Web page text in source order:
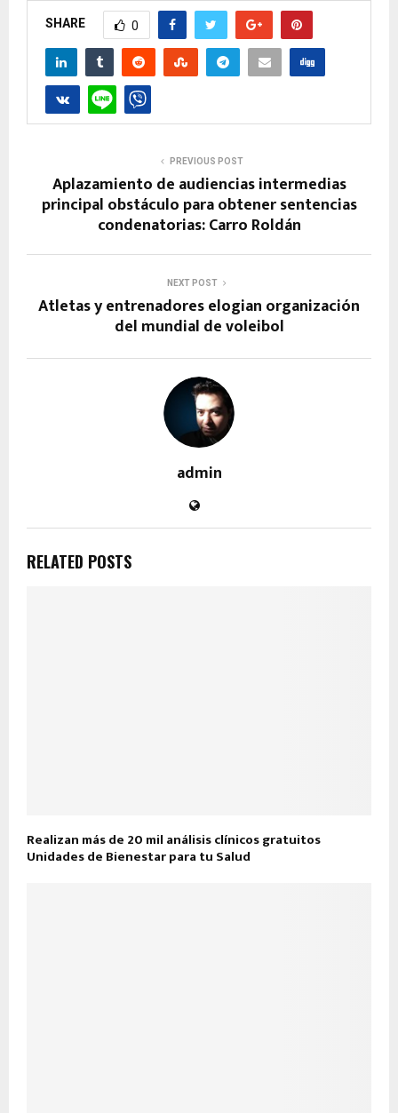
SHARE 0
PREVIOUS POST
Aplazamiento de audiencias intermedias
principal obstáculo para obtener sentencias
condenatorias: Carro Roldán
NEXT POST
Atletas y entrenadores elogian organización
del mundial de voleibol
admin
RELATED POSTS
Realizan más de 20 mil análisis clínicos gratuitos
Unidades de Bienestar para tu Salud